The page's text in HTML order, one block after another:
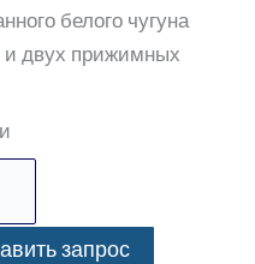
белого чугуна
двух прижимных
запрос